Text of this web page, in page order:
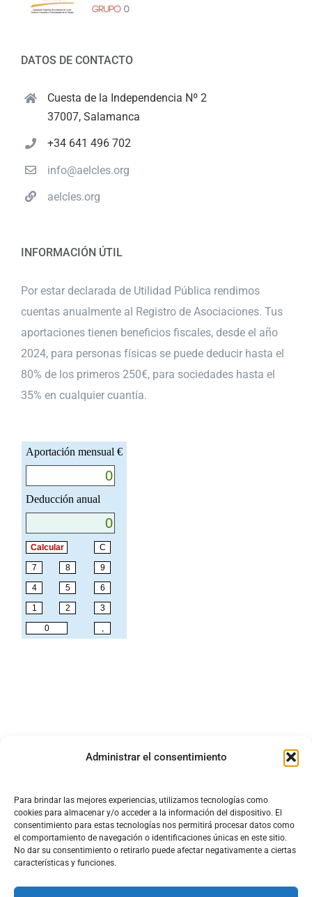
Administrar el consentimiento
Para brindar las mejores experiencias, utilizamos tecnologías como
cookies para almacenar y/o acceder a la información del dispositivo. El
consentimiento para estas tecnologías nos permitirá procesar datos como
el comportamiento de navegación o identificaciones únicas en este sitio.
No dar su consentimiento o retirarlo puede afectar negativamente a ciertas
características y funciones.
DATOS DE CONTACTO
Cuesta de la Independencia Nº 2
37007, Salamanca
+34 641 496 702
info@aelcles.org
aelcles.org
INFORMACIÓN ÚTIL
Por estar declarada de Utilidad Pública rendimos
cuentas anualmente al Registro de Asociaciones. Tus
aportaciones tienen beneficios fiscales, desde el año
2024, para personas físicas se puede deducir hasta el
80% de los primeros 250€, para sociedades hasta el
35% en cualquier cuantía.